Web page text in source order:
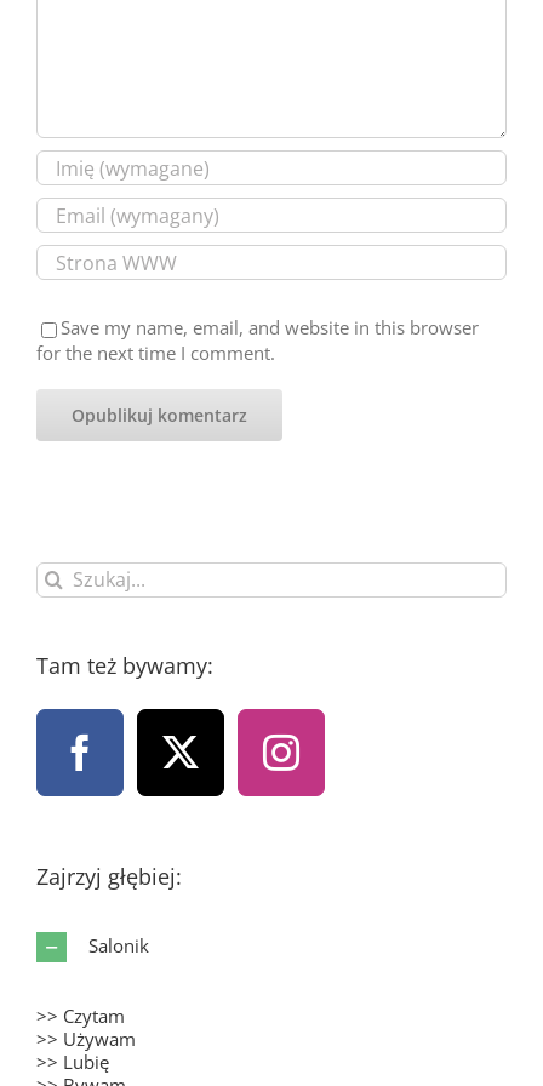
Save my name, email, and website in this browser
for the next time I comment.
Szukaj
Tam też bywamy:
Zajrzyj głębiej:
Salonik
>> Czytam
>> Używam
>> Lubię